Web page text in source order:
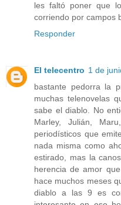
les faltó poner que
corriendo por campos
Responder
El telecentro 1 de
bastante pedorra la
muchas telenovelas
sabe el diablo. No
Marley, Julián,
periodísticos que
nada misma como
estirado, mas la
herencia de amor
hace muchos meses
diablo a las 9 es